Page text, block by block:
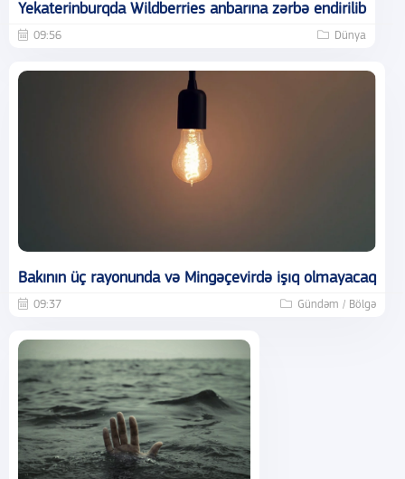
Yekaterinburqda Wildberries anbarına zərbə endirilib
09:56 Dünya
Bakının üç rayonunda və Mingəçevirdə işıq olmayacaq
09:37 Gündəm / Bölgə